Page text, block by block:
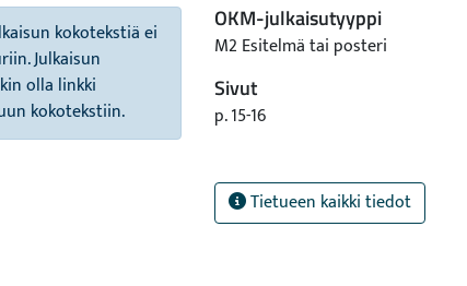
kokotekstiä ei
Julkaisun
olla linkki
kokotekstiin.
OKM-julkaisutyyppi
M2 Esitelmä tai posteri
Sivut
p. 15-16
Tietueen kaikki tiedot